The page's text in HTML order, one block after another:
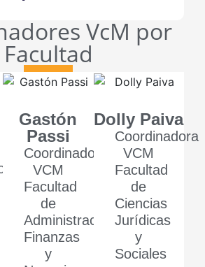
VcM por
Facultad
Gastón
Passi
Coordinador
VCM
Facultad
de
Administración,
Finanzas
y
Dolly Paiva
Coordinadora
VCM
Facultad
de
Ciencias
Jurídicas
y
Sociales